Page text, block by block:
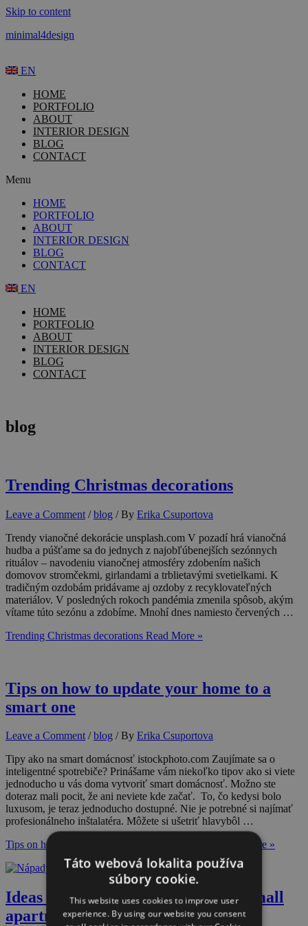
Skip to content
minimal4design
EN
HOME
PORTFOLIO
ABOUT
INTERIOR DESIGN
BLOG
CONTACT
Menu
HOME
PORTFOLIO
ABOUT
INTERIOR DESIGN
BLOG
CONTACT
EN
HOME
PORTFOLIO
ABOUT
INTERIOR DESIGN
BLOG
CONTACT
blog
Trending Christmas decorations
Leave a Comment /blog / By Erika Csuportova
Trendy vianočné dekorácie unsplash.com V pozadí hrá vianočná
hudba a púšťame sa do jednych z najobľúbenejších sezónnych
rituálov – navodeniu vianočnej atmosféry zdobením našich
domovov stromčekmi, girlandami a trblietavými svetielkami. K
tradičným ozdobám pridávame aj ozdoby z recyklovateľných
materiálov. V posledných rokoch pandémia zmenila spôsob, akým
vítame túto sezónu a zdobíme. Mnohí dnes namiesto červených …
Trending Christmas decorations Read More »
Tips on how to update your home to a
smart one
Leave a Comment /blog / By Erika Csuportova
Tipy ako na smart domácnosť istockphoto.com Zaujímate sa o
inteligentné spotrebiče? Prinášame vám niekoľko tipov ako si viete
jednoducho u vás doma vytvoriť smart domácnosť. Možno ste
doteraz mali pocit, že ani neviete kde začať. To, čo kedysi bolo
luxusom, je teraz jednoducho dostupné. Nie je potrebné si najímať
profesionálneho inštalatéra. Môžete si ušetriť hlavybôl …
Tips on how to update your home to a smart one
Read More »
Ideas and tips on how to furnish a small
apartment
Táto webová lokalita používa
súbory cookie.
This website uses cookies to improve user
experience. By using our website you consent